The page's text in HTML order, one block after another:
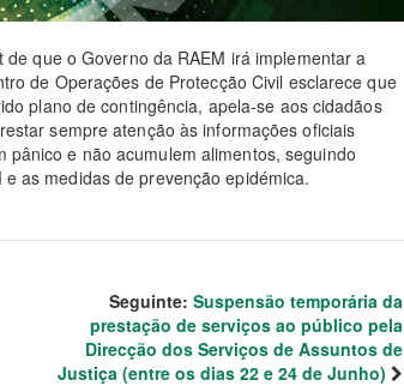
que o Governo da RAEM irá implementar a
de Operações de Protecção Civil esclarece que
plano de contingência, apela-se aos cidadãos
sempre atenção às informações oficiais
e não acumulem alimentos, seguindo
as medidas de prevenção epidémica.
Seguinte: Suspensão temporária da
prestação de serviços ao público pela
Direcção dos Serviços de Assuntos de
Justiça (entre os dias 22 e 24 de Junho)